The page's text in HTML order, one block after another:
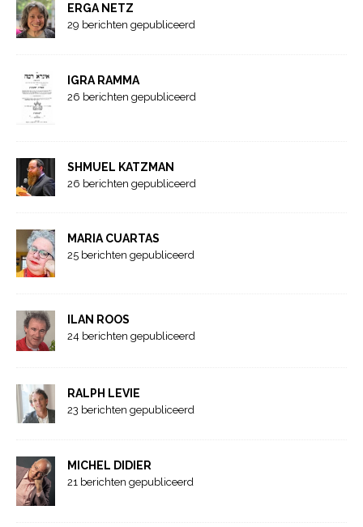
ERGA NETZ
29 berichten gepubliceerd
IGRA RAMMA
26 berichten gepubliceerd
SHMUEL KATZMAN
26 berichten gepubliceerd
MARIA CUARTAS
25 berichten gepubliceerd
ILAN ROOS
24 berichten gepubliceerd
RALPH LEVIE
23 berichten gepubliceerd
MICHEL DIDIER
21 berichten gepubliceerd